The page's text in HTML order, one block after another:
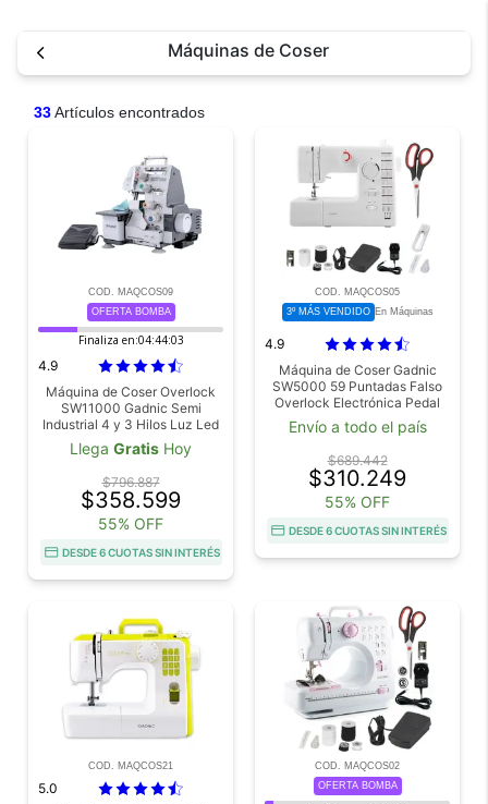
Máquinas de Coser
33Artículos encontrados
COD. MAQCOS09
OFERTA BOMBA
Finaliza en:04:44:03
4.9
Máquina de Coser Overlock
SW11000 Gadnic Semi
Industrial 4 y 3 Hilos Luz Led
Pedal 1000 Ppm
Llega Gratis Hoy
$796.887
$358.599
55% OFF
DESDE 6 CUOTAS SIN INTERÉS
COD. MAQCOS05
3º MÁS VENDIDO En Máquinas
4.9
Máquina de Coser Gadnic
SW5000 59 Puntadas Falso
Overlock Electrónica Pedal
Luz Led
Envío a todo el país
$689.442
$310.249
55% OFF
DESDE 6 CUOTAS SIN INTERÉS
COD. MAQCOS21
5.0
COD. MAQCOS02
OFERTA BOMBA